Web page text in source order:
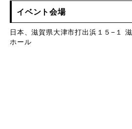
イベント会場
日本、滋賀県大津市打出浜１５−１
ホール